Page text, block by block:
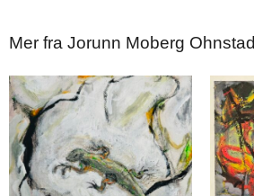
Mer fra Jorunn Moberg Ohnstad